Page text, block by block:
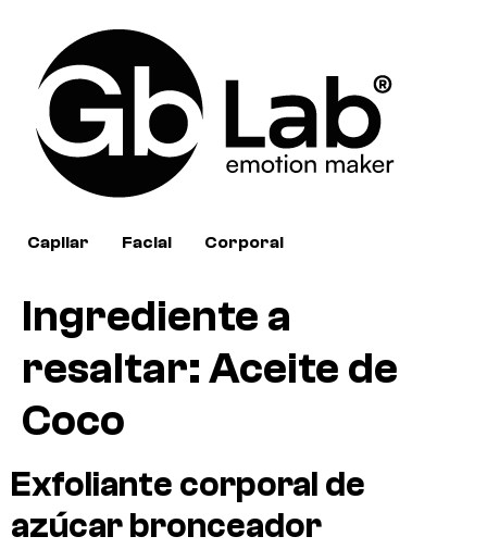
Capilar Facial Corporal
Ingrediente a
resaltar:Aceite de
Coco
Exfoliante corporal de
azúcar bronceador